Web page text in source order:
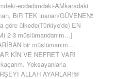
ecdadımdaki-AMkaradaki
BiR TEK inanan/GÜVENEN❗
göre ülkede(Türkiye'de) EN
2-3 müslümandanım…]
bir müslümanım…
KİN VE NEFRET VAR!
Yoksayanlarla
ALLAH AYARLAR!💯